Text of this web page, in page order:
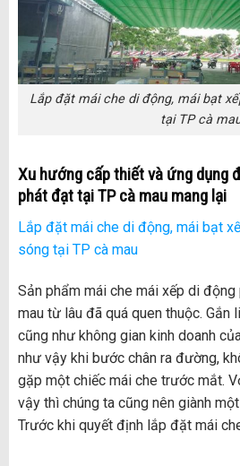
Lắp đặt mái che di động, mái bạt
tại TP cà
Xu hướng cấp thiết và ứng dụng
phát đạt tại TPcà mau mang lại
Lắp đặt mái che di động, mái bạt
sóng tại TP cà mau
Sản phẩm mái che mái xếp di
mau từ lâu đã quá quen thuộc. Gắn
cũng như không gian kinh doanh
như vậy khi bước chân ra đường,
gặp một chiếc mái che trước mắt.
vậy thì chúng ta cũng nên giành
Trước khi quyết định lắp đặt mái